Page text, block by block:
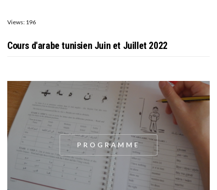
Views: 196
Cours d'arabe tunisien Juin et Juillet 2022
PROGRAMME